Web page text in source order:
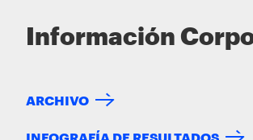
Información
ARCHIVO